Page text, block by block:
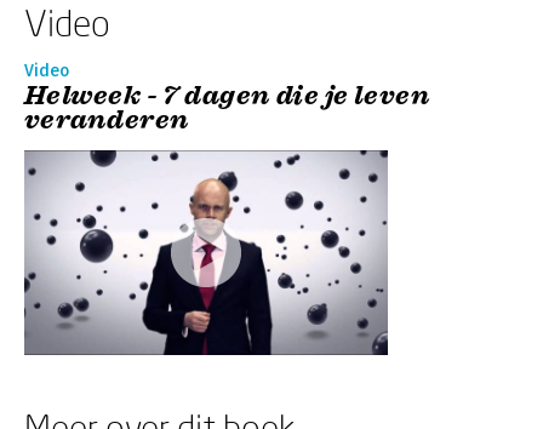
Video
Video
Helweek - 7 dagen die je leven
veranderen